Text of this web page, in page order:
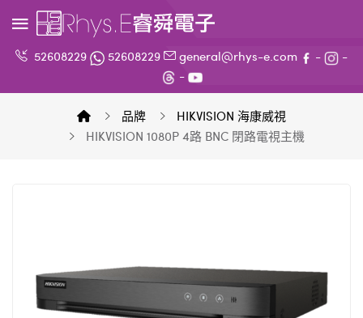
52608229 52608229 general@rhys-e.com -
-
-
品牌
HIKVISION 海康威視
HIKVISION 1080P 4路 BNC 閉路電視主機